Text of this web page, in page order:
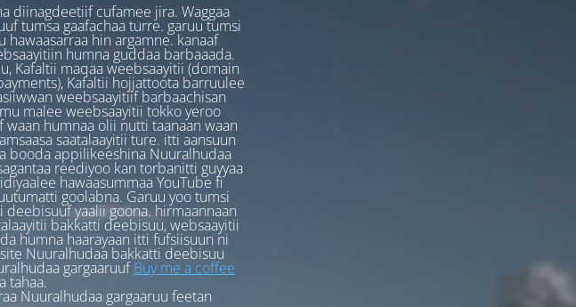
diinagdeetiif cufamee jira. Waggaa
tumsa gaafachaa turre. garuu tumsi
hin argamne. kanaaf
humna guddaa barbaaada.
Kafaltii maqaa weebsaayitii (domain
Kafaltii hojjattoota barruulee
weebsaayitiif barbaachisan
malee weebsaayitii tokko yeroo
humnaa olii nutti taanaan waan
saatalaayitii ture. itti aansuun
booda appilikeeshina Nuuralhudaa
reediyoo kan torbanitti guyyaa
hawaasummaa YouTube fi
goolabna. Garuu yoo tumsi
deebisuuf yaalii goona. hirmaannaan
bakkatti deebisuu, websaayitii
humna haarayaan itti fufsiisuun ni
Nuuralhudaa bakkatti deebisuu
gargaaruufBuy me a coffee
tahaa.
Nuuralhudaa gargaaruu feetan